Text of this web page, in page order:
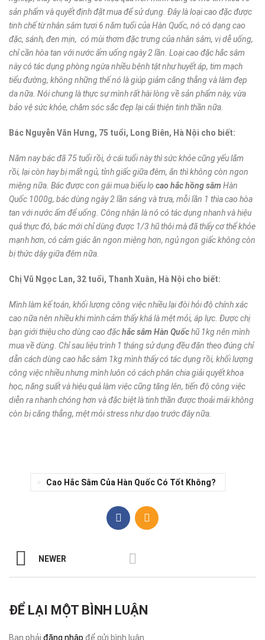
sản phẩm và quyết định đặt mua để sử dụng. Đây là loại cao đặc được
tinh chế từ nhân sâm tươi 6 năm tuổi của Hàn Quốc, nó có dạng cao
đặc, sánh, đen mịn, có mùi thơm đặc trưng của nhân sâm, vị dễ uống,
chỉ cần hòa tan với nước ấm uống ngày 2 lần. Loại cao đặc hắc sâm
này có tác dụng phòng ngừa nhiều bệnh tật như huyết áp, tim mạch
tiểu đường, không những thế nó là giúp giảm căng thẳng và làm đẹp
da nữa. Nói chung là thực sự mình rất hài lòng về sản phẩm này, vừa
bảo vệ sức khỏe, chăm sóc sắc đẹp lại cải thiện tinh thần nữa.
Bác Nguyễn Văn Hưng, 75 tuổi, Long Biên, Hà Nội cho biết:
Năm nay bác đã 75 tuổi rồi, ở cái tuổi này thì sức khỏe cũng yếu lắm
rồi, lại còn hay bị mất ngủ, tỉnh giấc giữa đêm, ăn thì không còn ngon
miệng nữa. Bác được con gái mua biếu lọ cao hắc hồng sâm Hàn
Quốc 1000g, bác dùng ngày 2 lần sáng và trưa, mỗi lần 1 thìa cao hòa
tan với nước ấm để uống. Công nhận là nó có tác dụng nhanh và hiệu
quả thực đó, bác mới chỉ dùng được 1/3 hũ thôi mà đã thấy cơ thể khỏe
mạnh hơn, có cảm giác ăn ngon miệng hơn, ngủ ngon giấc không còn
bị thức dậy giữa đêm nữa.
Chị Vũ Ngọc Lan, 32 tuổi, Thanh Xuân, Hà Nội cho biết:
Mình làm kế toán, khối lượng công việc nhiều lại đòi hỏi độ chính xác
cao nữa nên nhiều khi mình cảm thấy khá là mệt mỏi, áp lực. Được chị
bạn giới thiệu cho dùng cao đặchắc sâm Hàn Quốchũ 1kg nên mình
mua về dùng. Chỉ sau liệu trình 1 tháng sử dụng đều đặn theo đúng chỉ
dẫn cách dùng cao hắc sâm 1kg mình thấy có tác dụng rồi, khối lượng
công việc nhiều nhưng mình luôn có cách phân chia giải quyết khoa
học, năng suất và hiệu quả làm việc cũng tăng lên, tiến độ công việc
diễn ra nhanh chóng hơn và đặc biệt là tinh thần được thoải mái không
còn bị căng thẳng, mệt mỏi stress như dạo trước đây nữa.
Cao Hắc Sâm Của Hàn Quốc Có Tốt Không?
NEWER
ĐỂ LẠI MỘT BÌNH LUẬN
Bạn phải đăng nhập để gửi bình luận.